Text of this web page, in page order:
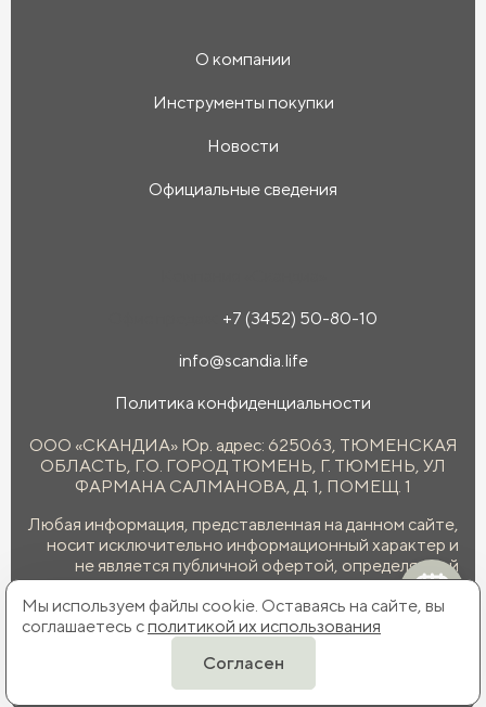
О компании
Инструменты покупки
Новости
Официальные сведения
+7 (3452) 50-80-10
info@scandia.life
Политика конфиденциальности
ООО «СКАНДИА» Юр. адрес: 625063, ТЮМЕНСКАЯ
ОБЛАСТЬ, Г.О. ГОРОД ТЮМЕНЬ, Г. ТЮМЕНЬ, УЛ
ФАРМАНА САЛМАНОВА, Д. 1, ПОМЕЩ. 1
Любая информация, представленная на данном сайте,
носит исключительно информационный характер и
не является публичной офертой, определяемой
положениями статьи 437 ГК РФ.
Мы используем файлы cookie. Оставаясь на сайте, вы
соглашаетесь сполитикой их использования
Согласен